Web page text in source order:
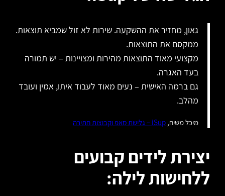
גאון, מחזיר את ההשקעה. שירות לא זול שמביא תוצאות.
ממקסם את התוצאות.
מקצועי מאוד התוצאות מהירות ומצויינות – יש תמורה
בעד האגרה.
גם ברמה האישית – נעים מאוד לעבוד איתו, אמין ועובד
מהלב.
מיכל משיח, iSup – גלישת סאפ וקבוצות חתירה
יצירת לידים קבועים
ללחישות לילה: